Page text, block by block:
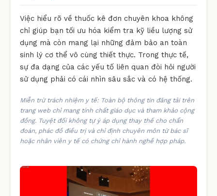
Việc hiểu rõ về thuốc kê đơn chuyên khoa không
chỉ giúp bạn tối ưu hóa kiểm tra kỹ liều lượng sử
dụng mà còn mang lại những đảm bảo an toàn
sinh lý cơ thể vô cùng thiết thực. Trong thực tế,
sự đa dạng của các yếu tố liên quan đòi hỏi người
sử dụng phải có cái nhìn sâu sắc và có hệ thống.
Miễn trừ trách nhiệm y tế: Toàn bộ thông tin đăng tải trên
trang web chỉ mang tính chất giáo dục và tham khảo cộng
đồng. Tuyệt đối không tự ý áp dụng thay thế cho chẩn
đoán, phác đồ điều trị và chỉ định chuyên môn từ bác sĩ
hoặc nhân viên y tế có chứng chỉ hành nghề hợp pháp.